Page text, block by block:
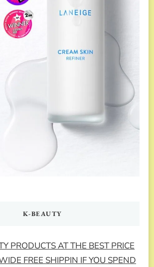
K-BEAUTY
PRODUCTS AT THE BEST PRICE
FREE SHIPPIN IF YOU SPEND